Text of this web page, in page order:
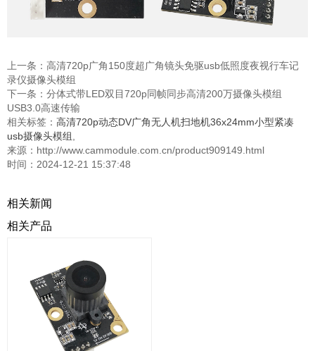
上一条： 高清720p广角150度超广角镜头免驱usb低照度夜视行车记
录仪摄像头模组
下一条： 分体式带LED双目720p同帧同步高清200万摄像头模组
USB3.0高速传输
相关标签： 高清720p动态DV广角无人机扫地机36x24mm小型紧凑
usb摄像头模组,
来源：http://www.cammodule.com.cn/product909149.html
时间：2024-12-21 15:37:48
相关新闻
相关产品